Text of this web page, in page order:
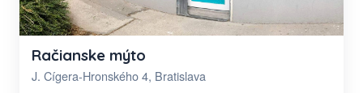
Račianske mýto
J. Cígera-Hronského 4, Bratislava